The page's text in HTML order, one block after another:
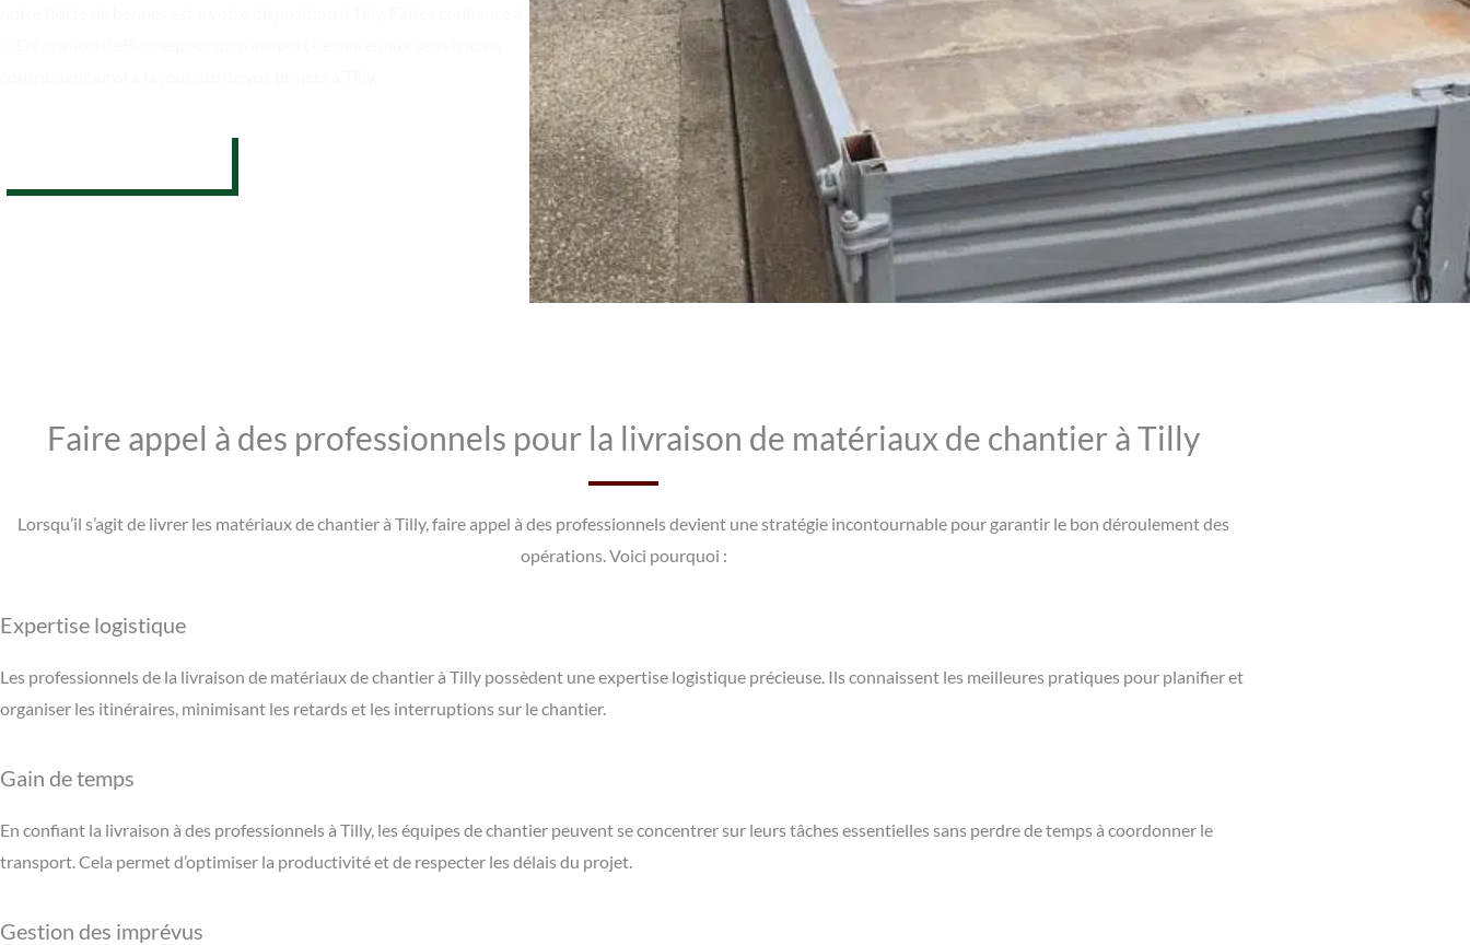
Faire appel à des professionnels pour la livraison de matériaux de chantier à Tilly
Lorsqu’il s’agit de livrer les matériaux de chantier à Tilly, faire appel à des professionnels devient une stratégie incontournable pour garantir le bon déroulement des
opérations. Voici pourquoi :
Expertise logistique
Les professionnels de la livraison de matériaux de chantier à Tilly possèdent une expertise logistique précieuse. Ils connaissent les meilleures pratiques pour planifier et
organiser les itinéraires, minimisant les retards et les interruptions sur le chantier.
Gain de temps
En confiant la livraison à des professionnels à Tilly, les équipes de chantier peuvent se concentrer sur leurs tâches essentielles sans perdre de temps à coordonner le
transport. Cela permet d’optimiser la productivité et de respecter les délais du projet.
Gestion des imprévus